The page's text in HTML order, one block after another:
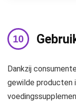
Dankzij
gewilde producten